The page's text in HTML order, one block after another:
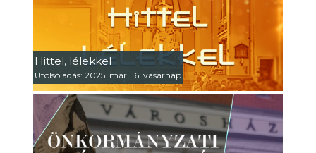
Hittel, lélekkel
Utolsó adás: 2025. már. 16. vasárnap